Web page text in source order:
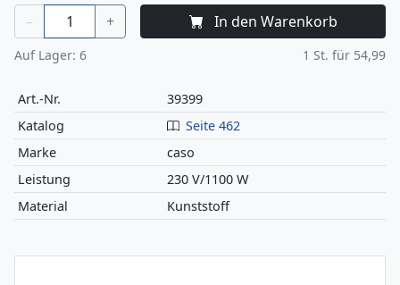
– + In den Warenkorb
Auf Lager: 6 1 St. für 54,99
Art.-Nr.
39399
Katalog
Seite 462
Marke
caso
Leistung
230 V/1100 W
Material
Kunststoff